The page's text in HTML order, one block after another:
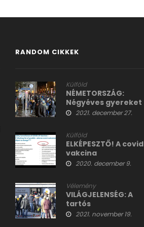
RANDOM CIKKEK
Külföld
NÉMETORSZÁG:
Négyéves gyereket
fújtak le a rendőrök
2021. december 27.
Külföld
ELKÉPESZTŐ! A covid
vakcina
mellékhatásai
2020. december 9.
Vélemény
VILÁGJELENSÉG: A
tartós
bizonytalanság
2021. november 19.